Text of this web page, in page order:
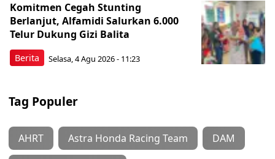
Berita
Komitmen Cegah Stunting
Berlanjut, Alfamidi Salurkan 6.000
Telur Dukung Gizi Balita
Selasa, 4 Agu 2026 - 11:23
Tag Populer
AHRT Astra Honda Racing Team DAM